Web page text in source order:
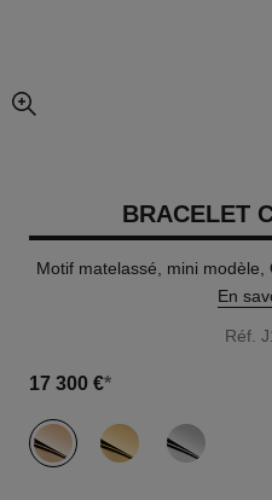
agrandissement
BRACELET
Motif matelassé, mini
En
Réf.
17 300 €*
variante (3)